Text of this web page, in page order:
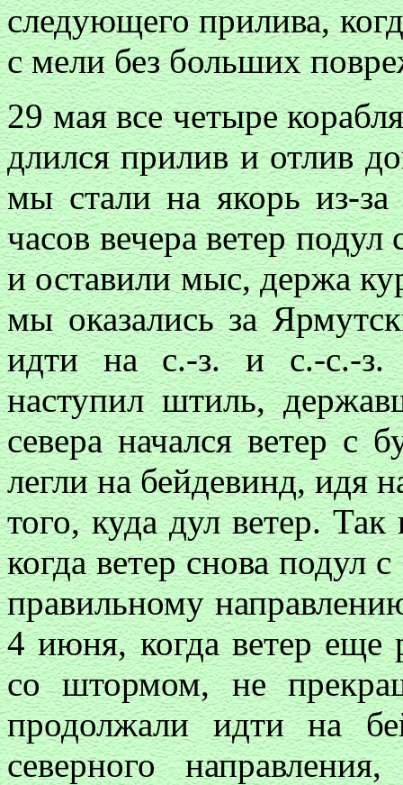
следующего прилива,
с мели без больших
29 мая все четыре
длился прилив и отлив
мы стали на якорь из-за
часов вечера ветер
и оставили мыс, держа
мы оказались за
идти на с.-з. и с.-с.-
наступил штиль,
севера начался ветер
легли на бейдевинд, идя
того, куда дул ветер.
когда ветер снова
правильному
4 июня, когда ветер еще
со штормом, не
продолжали идти на
северного